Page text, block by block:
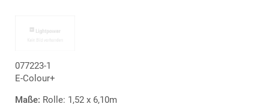
077223-1
E-Colour+
Maße: Rolle: 1,52 x 6,10m